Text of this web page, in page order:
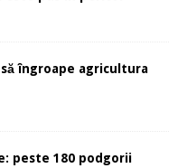
îngroape agricultura
peste 180 podgorii